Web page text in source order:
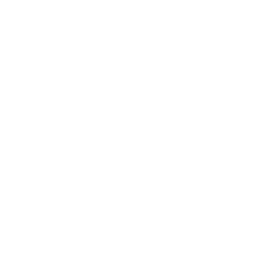
をご了承くださ
ありません。
1000ppm以下、
下、フタル酸ジブチ
) : 1000ppm、